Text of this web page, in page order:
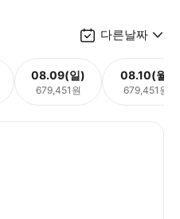
다른날짜
08.09(일)
679,451원
08.10(월)
679,451원